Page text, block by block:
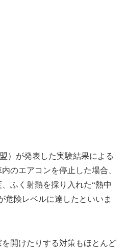
）が発表した実験結果による
のエアコンを停止した場合、
ふく射熱を採り入れた“熱中
危険レベルに達したといいま
開けたりする対策もほとんど